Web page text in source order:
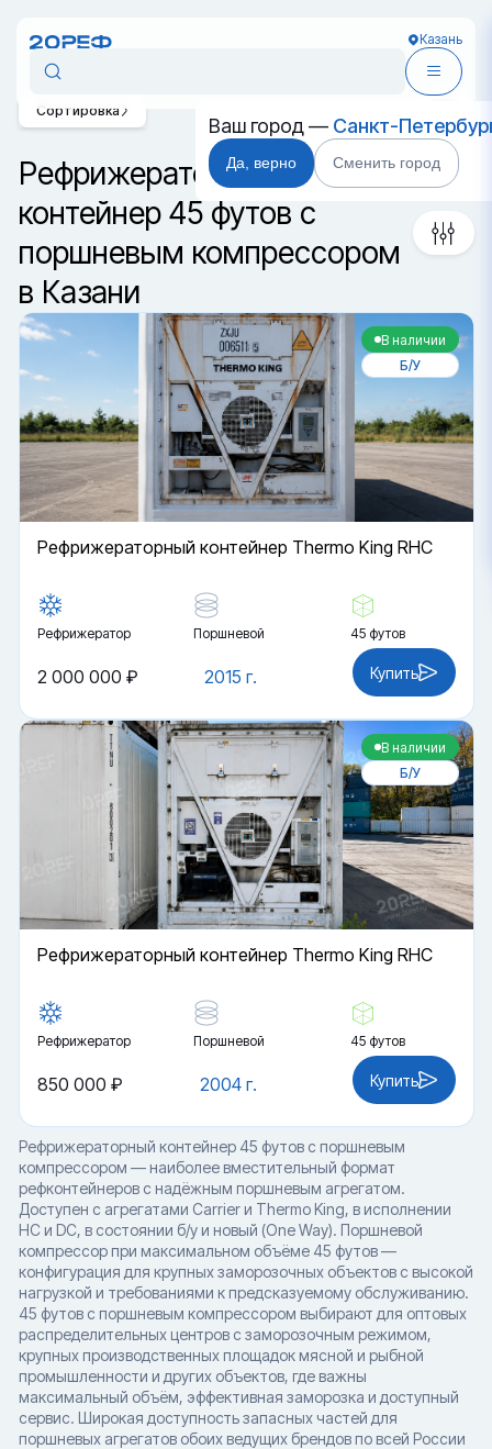
Казань
Ваш город — Санкт-
Да, верно Сменить город
Рефрижераторный
контейнер 45 футов с
поршневым компрессором
в Казани
Сортировка
В наличии
Б/У
Рефрижераторный контейнер Thermo King RHC
Рефрижератор Поршневой 45 футов
2015 г.
2 000 000 ₽ Купить
В наличии
Б/У
Рефрижераторный контейнер Thermo King RHC
Рефрижератор Поршневой 45 футов
2004 г.
850 000 ₽ Купить
Рефрижераторный контейнер 45 футов с поршневым
компрессором — наиболее вместительный формат
рефконтейнеров с надёжным поршневым агрегатом.
Доступен с агрегатами Carrier и Thermo King, в исполнении
HC и DC, в состоянии б/у и новый (One Way). Поршневой
компрессор при максимальном объёме 45 футов —
конфигурация для крупных заморозочных объектов с высокой
нагрузкой и требованиями к предсказуемому обслуживанию.
45 футов с поршневым компрессором выбирают для оптовых
распределительных центров с заморозочным режимом,
крупных производственных площадок мясной и рыбной
промышленности и других объектов, где важны
максимальный объём, эффективная заморозка и доступный
сервис. Широкая доступность запасных частей для
поршневых агрегатов обоих ведущих брендов по всей России